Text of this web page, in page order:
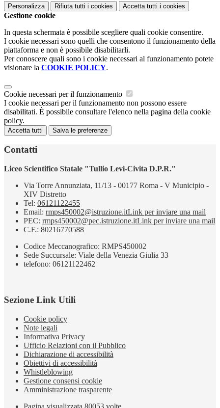
Personalizza Rifiuta tutti i cookies Accetta tutti i cookies
Gestione cookie
In questa schermata è possibile scegliere quali cookie consentire.
I cookie necessari sono quelli che consentono il funzionamento della
piattaforma e non è possibile disabilitarli.
Per conoscere quali sono i cookie necessari al funzionamento potete
visionare la COOKIE POLICY.
Cookie necessari per il funzionamento
I cookie necessari per il funzionamento non possono essere
disabilitati. È possibile consultare l'elenco nella pagina della cookie
policy.
Accetta tutti Salva le preferenze
Contatti
Liceo Scientifico Statale "Tullio Levi-Civita D.P.R."
Via Torre Annunziata, 11/13 - 00177 Roma - V Municipio -
XIV Distretto
Tel: 06121122455
Email: rmps450002@istruzione.itLink per inviare una mail
PEC: rmps450002@pec.istruzione.itLink per inviare una mail
C.F.: 80216770588
Codice Meccanografico: RMPS450002
Sede Succursale: Viale della Venezia Giulia 33
telefono: 06121122462
Sezione Link Utili
Cookie policy
Note legali
Informativa Privacy
Ufficio Relazioni con il Pubblico
Dichiarazione di accessibilità
Obiettivi di accessibilità
Whistleblowing
Gestione consensi cookie
Amministrazione trasparente
Pagina visualizzata 80053 volte